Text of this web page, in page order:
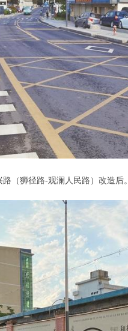
路（狮径路-观澜人民路）改造后。